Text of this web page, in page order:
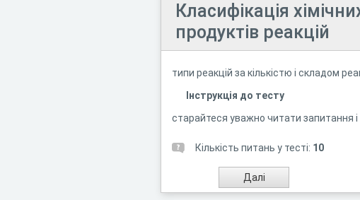
Класифікація
продуктів реакцій
типи реакцій за кількістю і складом
Інструкція до тесту
старайтеся уважно читати запитання
Кількість питань у тесті: 10